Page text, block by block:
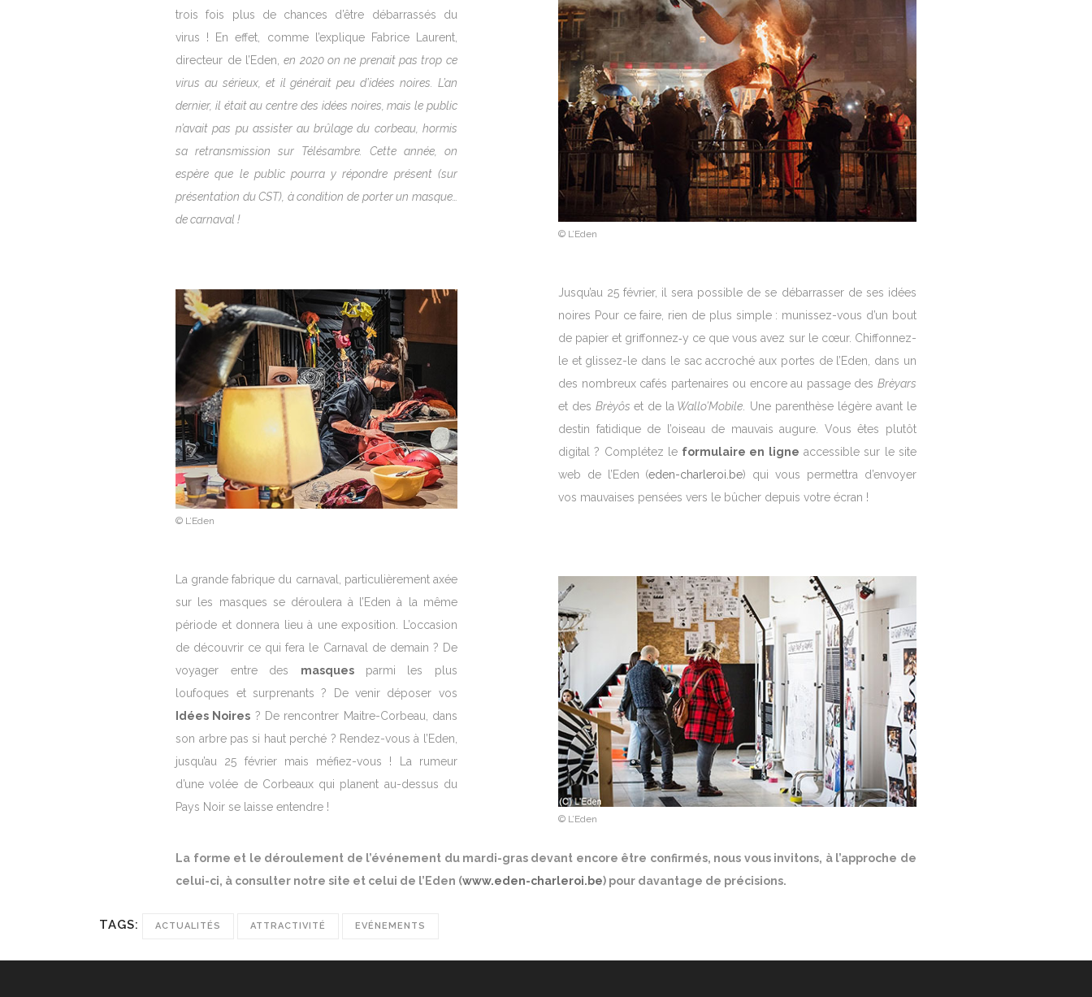
trois fois plus de chances d’être débarrassés du
virus ! En effet, comme l’explique Fabrice Laurent,
directeur de l’Eden,en 2020 on ne prenait pas trop ce
virus au sérieux, et il générait peu d’idées noires. L’an
dernier, il était au centre des idées noires, mais le public
n’avait pas pu assister au brûlage du corbeau, hormis
sa retransmission sur Télésambre. Cette année, on
espère que le public pourra y répondre présent (sur
présentation du CST), à condition de porter un masque…
de carnaval !
© L’Eden
© L’Eden
Jusqu’au 25 février, il sera possible de se débarrasser de ses idées
noires Pour ce faire, rien de plus simple : munissez-vous d’un bout
de papier et griffonnez‑y ce que vous avez sur le cœur. Chiffonnez-
le et glissez-le dans le sac accroché aux portes de l’Eden, dans un
des nombreux cafés partenaires ou encore au passage des Brèyars
et desBrèyôset de la Wallo’Mobile . Une parenthèse légère avant le
destin fatidique de l’oiseau de mauvais augure. Vous êtes plutôt
digital ? Complétez le formulaire en ligne accessible sur le site
web de l’Eden (eden​-charleroi​.be) qui vous permettra d’envoyer
vos mauvaises pensées vers le bûcher depuis votre écran !
La grande fabrique du carnaval, particulièrement axée
sur les masques se déroulera à l’Eden à la même
période et donnera lieu à une exposition. L’occasion
de découvrir ce qui fera le Carnaval de demain ? De
voyager entre des masques parmi les plus
loufoques et surprenants ? De venir déposer vos
Idées Noires ? De rencontrer Maitre-Corbeau, dans
son arbre pas si haut perché ? Rendez-vous à l’Eden,
jusqu’au 25 février mais méfiez-vous ! La rumeur
d’une volée de Corbeaux qui planent au-dessus du
Pays Noir se laisse entendre !
© L’Eden
La forme et le déroulement de l’événement du mardi-gras devant encore être confirmés, nous vous invitons, à l’approche de
celui-ci, à consulter notre site et celui de l’Eden (www​.eden​-charleroi​.be) pour davantage de précisions.
TAGS: ACTUALITÉS ATTRACTIVITÉ EVÉNEMENTS